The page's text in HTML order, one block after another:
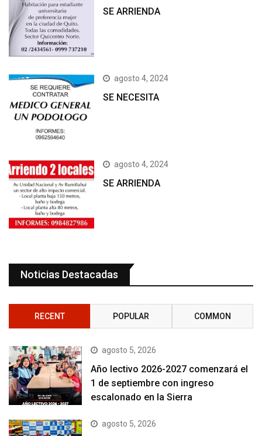
SE ARRIENDA
agosto 4, 2024
SE NECESITA
agosto 4, 2024
SE ARRIENDA
Noticias Destacadas
RECENT POPULAR COMMON
agosto 5, 2026
Año lectivo 2026-2027 comenzará el
1 de septiembre con ingreso
escalonado en la Sierra
agosto 5, 2026